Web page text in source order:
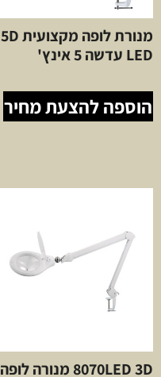
מנורת לופה מקצועית 5D
LED עדשה 5 אינץ'
הוספה להצעת מחיר
8070LED 3D מנורה לופה